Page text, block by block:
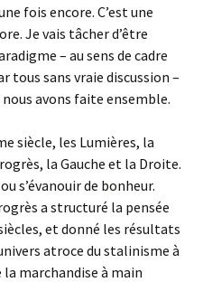
fois encore. C’est une
Je vais tâcher d’être
– au sens de cadre
tous sans vraie discussion –
avons faite ensemble.
siècle, les Lumières, la
la Gauche et la Droite.
s’évanouir de bonheur.
a structuré la pensée
et donné les résultats
atroce du stalinisme à
la marchandise à main